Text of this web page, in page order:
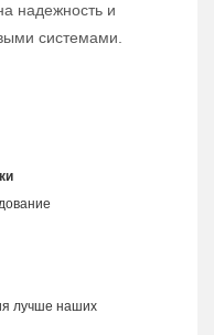
надежность и
системами.
лучше наших